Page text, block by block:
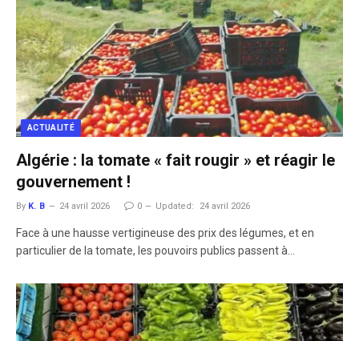
ACTUALITÉ
Algérie : la tomate « fait rougir » et réagir le
gouvernement !
By K. B 24 avril 2026 0 Updated: 24 avril 2026
Face à une hausse vertigineuse des prix des légumes, et en
particulier de la tomate, les pouvoirs publics passent à…